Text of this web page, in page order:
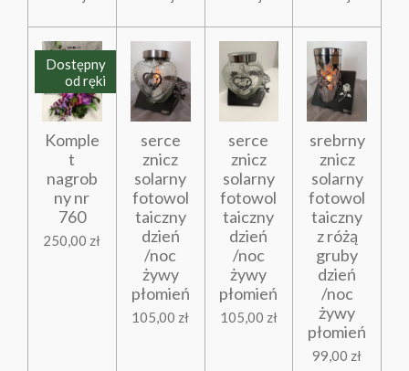
Dostępny
od ręki
Komple
t
nagrob
ny nr
760
250,00 zł
serce
znicz
solarny
fotowol
taiczny
dzień
/noc
żywy
płomień
105,00 zł
serce
znicz
solarny
fotowol
taiczny
dzień
/noc
żywy
płomień
105,00 zł
srebrny
znicz
solarny
fotowol
taiczny
z różą
gruby
dzień
/noc
żywy
płomień
99,00 zł